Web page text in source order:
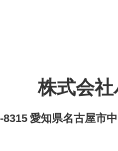
株式会
愛知県名古屋市